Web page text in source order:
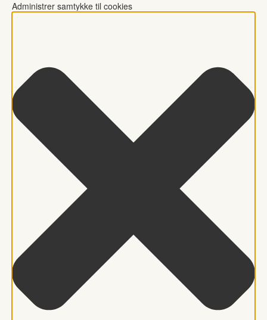
Administrer samtykke til cookies